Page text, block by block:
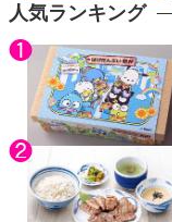
人気ランキング